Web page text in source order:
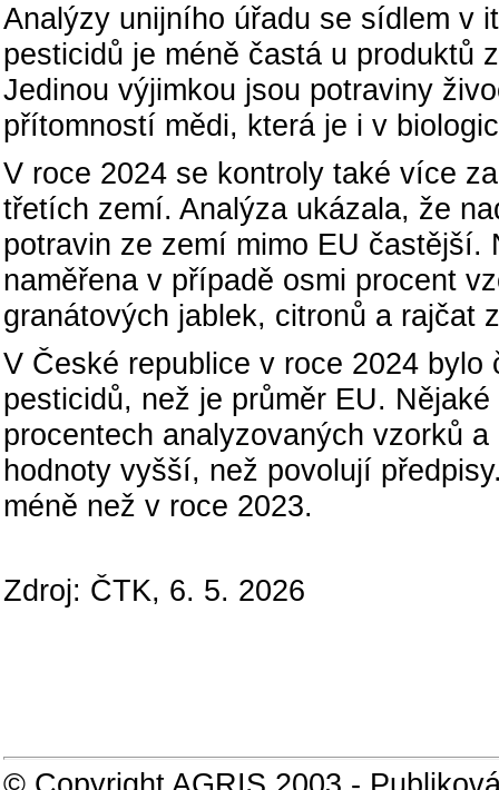
Analýzy unijního úřadu se sídlem v
pesticidů je méně častá u produktů
Jedinou výjimkou jsou potraviny
přítomností mědi, která je i v
V roce 2024 se kontroly také více
třetích zemí. Analýza ukázala, že
potravin ze zemí mimo EU častější.
naměřena v případě osmi procent
granátových jablek, citronů a rajčat
V České republice v roce 2024
pesticidů, než je průměr EU.
procentech analyzovaných vzorků
hodnoty vyšší, než povolují
méně než v roce 2023.
Zdroj: ČTK, 6. 5. 2026